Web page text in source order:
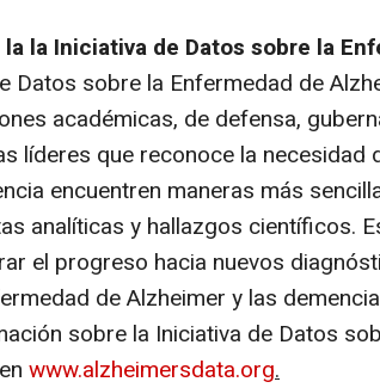
la Iniciativa de Datos sobre la
Datos sobre la Enfermedad de
académicas, de defensa,
líderes que reconoce la necesidad
encuentren maneras más
analíticas y hallazgos científicos.
el progreso hacia nuevos
de Alzheimer y las
sobre la Iniciativa de Datos
www.alzheimersdata.org.